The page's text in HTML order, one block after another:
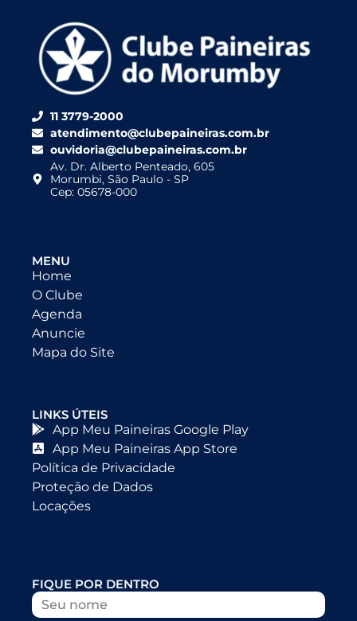
11 3779-2000
atendimento@clubepaineiras.com.br
ouvidoria@clubepaineiras.com.br
Av. Dr. Alberto Penteado, 605
Morumbi, São Paulo - SP
Cep: 05678-000
MENU
Home
O Clube
Agenda
Anuncie
Mapa do Site
LINKS ÚTEIS
App Meu Paineiras Google Play
App Meu Paineiras App Store
Política de Privacidade
Proteção de Dados
Locações
FIQUE POR DENTRO